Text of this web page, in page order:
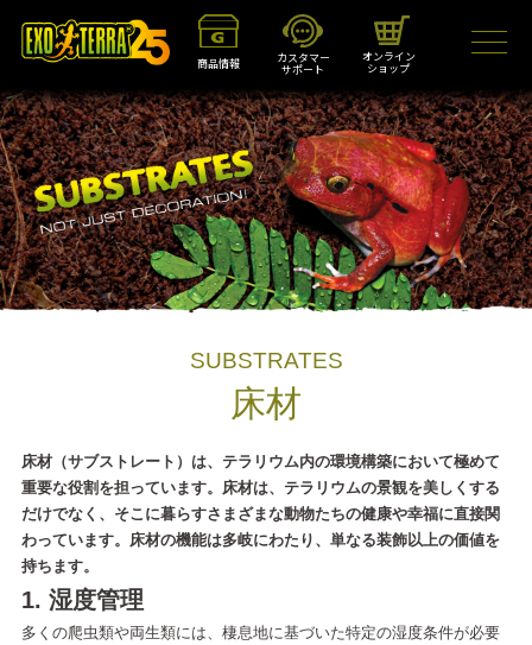
商品情報 カスタマー
サポート
オンライン
ショップ
SUBSTRATES
床材
床材（サブストレート）は、テラリウム内の環境構築において極めて
重要な役割を担っています。床材は、テラリウムの景観を美しくする
だけでなく、そこに暮らすさまざまな動物たちの健康や幸福に直接関
わっています。床材の機能は多岐にわたり、単なる装飾以上の価値を
持ちます。
1. 湿度管理
多くの爬虫類や両生類には、棲息地に基づいた特定の湿度条件が必要